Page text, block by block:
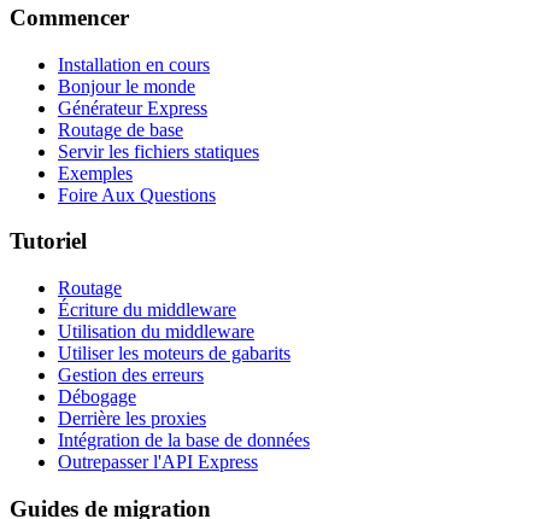
Commencer
Installation en cours
Bonjour le monde
Générateur Express
Routage de base
Servir les fichiers statiques
Exemples
Foire Aux Questions
Tutoriel
Routage
Écriture du middleware
Utilisation du middleware
Utiliser les moteurs de gabarits
Gestion des erreurs
Débogage
Derrière les proxies
Intégration de la base de données
Outrepasser l'API Express
Guides de migration